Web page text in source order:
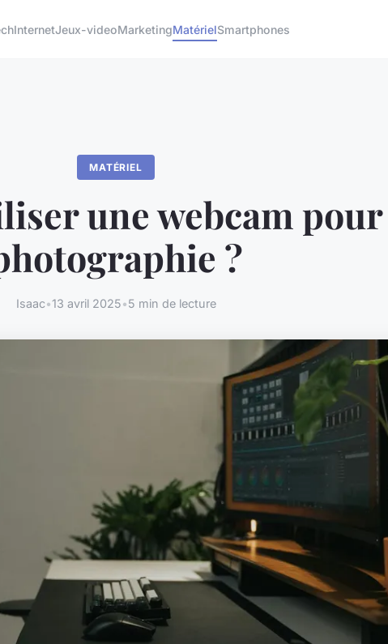
InternetJeux-videoMarketingMatérielSmartphones
MATÉRIEL
une webcam
?
Isaac•13 avril 2025•5 min de lecture